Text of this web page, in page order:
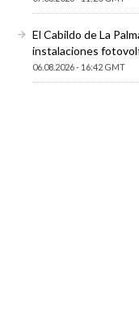
El Cabildo de La
instalaciones
06.08.2026 - 16:42 GMT